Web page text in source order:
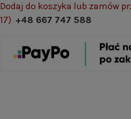
Dodaj do koszyka lub zamów
17) +48 667 747 588